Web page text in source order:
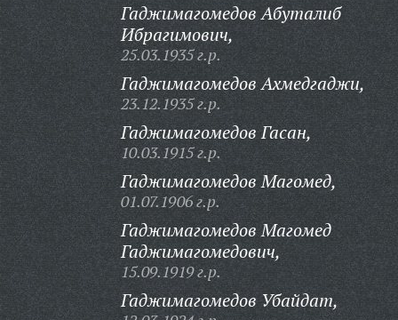
Гаджимагомедов Абуталиб
Ибрагимович,
25.03.1935 г.р.
Гаджимагомедов Ахмедгаджи,
23.12.1935 г.р.
Гаджимагомедов Гасан,
10.03.1915 г.р.
Гаджимагомедов Магомед,
01.07.1906 г.р.
Гаджимагомедов Магомед
Гаджимагомедович,
15.09.1919 г.р.
Гаджимагомедов Убайдат,